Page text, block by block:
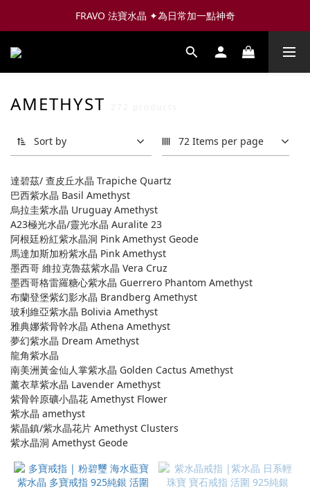
FRAVO 法寶水晶 ✦為日常加一點神奇
AMETHYST
Sort by 72 Items per page
達碧茲/ 查皮丘水晶 Trapiche Quartz
巴西紫水晶 Basil Amethyst
烏拉圭紫水晶 Uruguay Amethyst
A23極光水晶/靈光水晶 Auralite 23
阿根廷粉紅紫水晶洞 Pink Amethyst Geode
馬達加斯加粉紫水晶 Pink Amethyst
墨西哥 維拉克魯茲紫水晶 Vera Cruz
墨西哥格雷羅糖心紫水晶 Guerrero Phantom Amethyst
布蘭登堡紫幻影水晶 Brandberg Amethyst
玻利維亞紫水晶 Bolivia Amethyst
雅典娜紫骨幹水晶 Athena Amethyst
夢幻紫水晶 Dream Amethyst
龍角紫水晶
南美洲黃金仙人掌紫水晶 Golden Cactus Amethyst
薰衣草紫水晶 Lavender Amethyst
紫骨幹原礦小晶花 Amethyst Flower
紫水晶 amethyst
紫晶鎮/紫水晶花片 Amethyst Clusters
紫水晶洞 Amethyst Geode